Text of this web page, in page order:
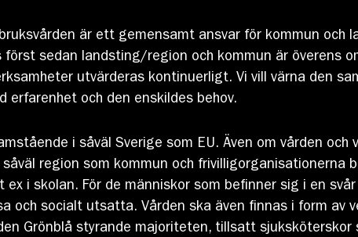
är ett gemensamt ansvar för kommun
först sedan landsting/region och kommun är
utvärderas kontinuerligt. Vi vill värna den
erfarenhet och den enskildes behov.
i såväl Sverige som EU. Även om vården
region som kommun och frivilligorganisationerna
i skolan. För de människor som befinner sig i en
och socialt utsatta. Vården ska även finnas i form av
Grönblå styrande majoriteten, tillsatt